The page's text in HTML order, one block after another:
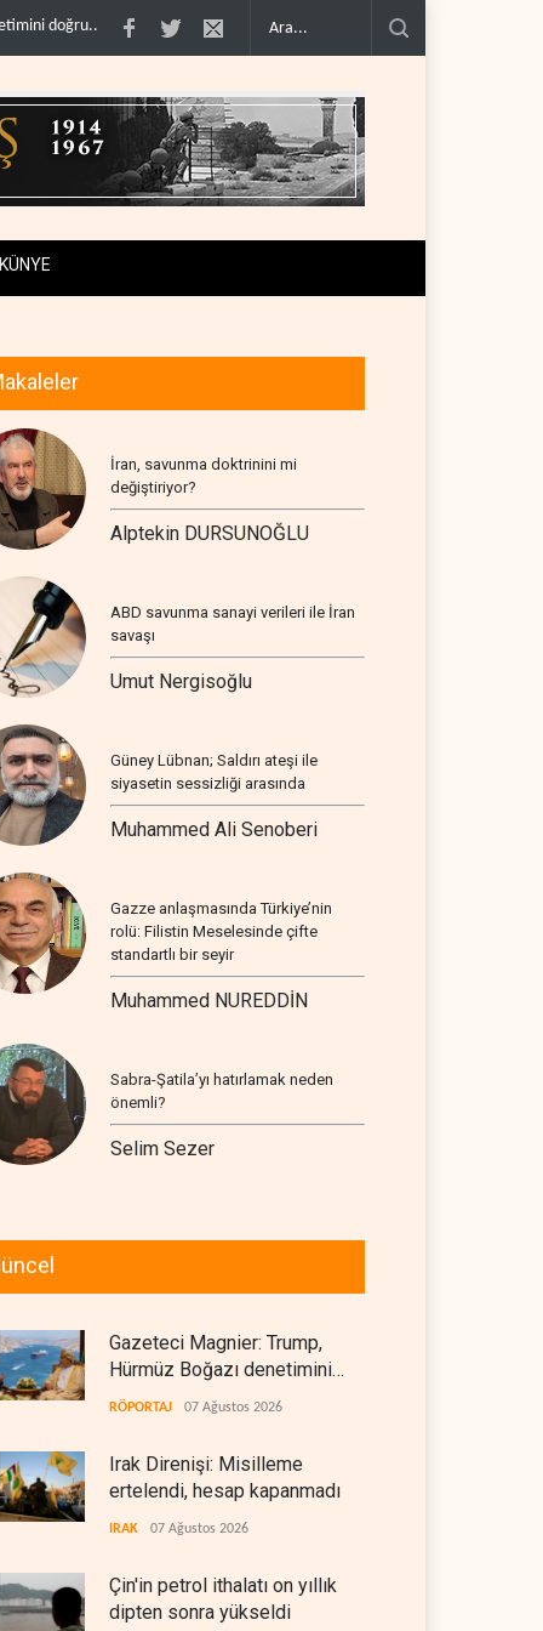
Çin'in petrol ithalatı on yıllık dipten sonra yükseldi..
KÜNYE
İran, savunma doktrinini mi
değiştiriyor?
Alptekin DURSUNOĞLU
ABD savunma sanayi verileri ile İran
savaşı
Umut Nergisoğlu
Güney Lübnan; Saldırı ateşi ile
siyasetin sessizliği arasında
Muhammed Ali Senoberi
Gazze anlaşmasında Türkiye’nin
rolü: Filistin Meselesinde çifte
standartlı bir seyir
Muhammed NUREDDİN
Sabra-Şatila’yı hatırlamak neden
önemli?
Selim Sezer
Gazeteci Magnier: Trump,
Hürmüz Boğazı denetimini
doğrudan İran ve Umman'a
RÖPORTAJ 07 Ağustos 2026
Irak Direnişi: Misilleme
ertelendi, hesap kapanmadı
IRAK 07 Ağustos 2026
Çin'in petrol ithalatı on yıllık
dipten sonra yükseldi